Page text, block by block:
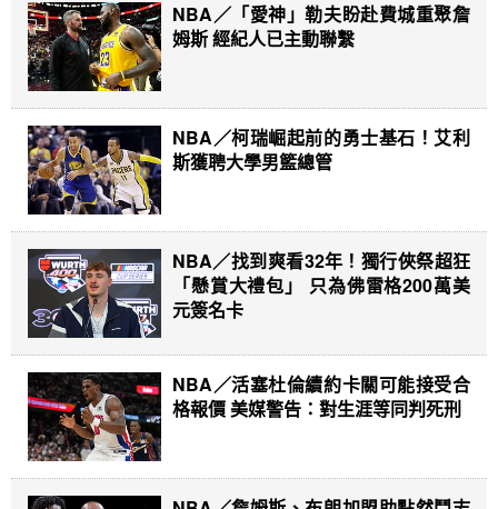
NBA／「愛神」勒夫盼赴費城重聚詹
姆斯 經紀人已主動聯繫
NBA／柯瑞崛起前的勇士基石！艾利
斯獲聘大學男籃總管
NBA／找到爽看32年！獨行俠祭超狂
「懸賞大禮包」 只為佛雷格200萬美
元簽名卡
NBA／活塞杜倫續約卡關可能接受合
格報價 美媒警告：對生涯等同判死刑